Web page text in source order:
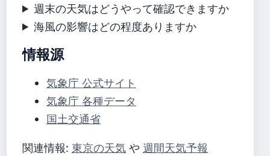
週末の天気はどうやって確認できますか
海風の影響はどの程度ありますか
情報源
気象庁 公式サイト
気象庁 各種データ
国土交通省
関連情報: 東京の天気 や 週間天気予報